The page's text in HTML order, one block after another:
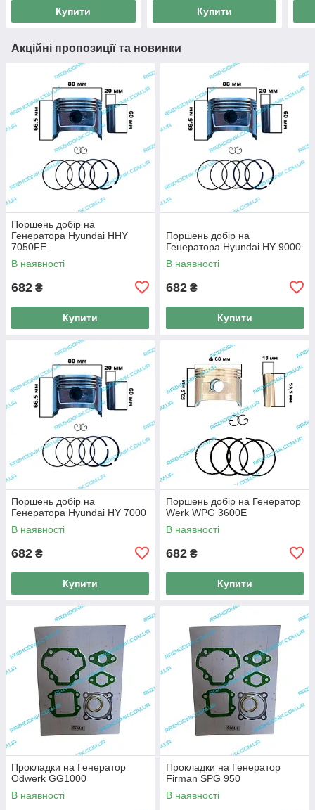
Купити Купити
Акційні пропозиції та новинки
Поршень добір на
Генератора Hyundai HHY
7050FE
В наявності
682 ₴
Купити
Поршень добір на
Генератора Hyundai HY 9000
В наявності
682 ₴
Купити
Поршень добір на
Генератора Hyundai HY 7000
В наявності
682 ₴
Купити
Поршень добір на Генератор
Werk WPG 3600E
В наявності
682 ₴
Купити
Прокладки на Генератор
Odwerk GG1000
В наявності
Прокладки на Генератор
Firman SPG 950
В наявності